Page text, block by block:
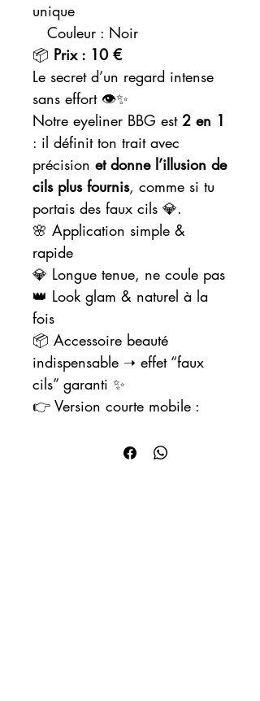
unique
Couleur : Noir
📦 Prix : 10 €
Le secret d’un regard intense
sans effort 👁️✨
Notre eyeliner BBG est 2 en 1
: il définit ton trait avec
précision et donne l’illusion de
cils plus fournis, comme si tu
portais des faux cils 💎.
🌸 Application simple &
rapide
💎 Longue tenue, ne coule pas
👑 Look glam & naturel à la
fois
📦 Accessoire beauté
indispensable ➝ effet “faux
cils” garanti ✨
👉 Version courte mobile :